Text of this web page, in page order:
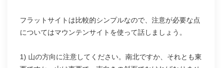
フラットサイトは比較的シンプルなので、注意が必要な点
についてはマウンテンサイトを使って話しましょう。
1) 山の方向に注意してください。南北ですか、それとも東